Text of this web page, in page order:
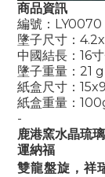
商品資訊
編號：LY0070
墬子尺寸：
中國結長：16
墬子重量：21 g
紙盒尺寸：
紙盒重量：
-
鹿港窯水晶琉
運納福
雙龍盤旋，祥